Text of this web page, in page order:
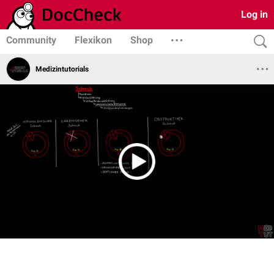
Log in
Community Flexikon Shop
Medizintutorials